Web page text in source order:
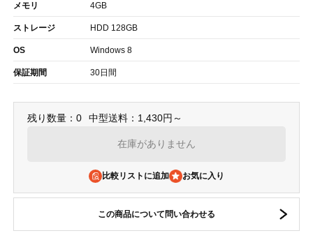
メモリ 4GB
ストレージ HDD 128GB
OS Windows 8
保証期間 30日間
残り数量：0 中型送料：1,430円～
在庫がありません
比較リストに追加
この商品について問い合わせる